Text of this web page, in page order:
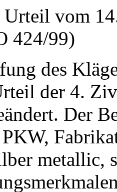
vom
424/99)
des
der 4.
Der
metallic,